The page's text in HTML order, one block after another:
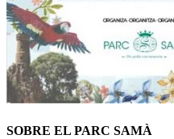
SOBRE EL PARC SAMÀ